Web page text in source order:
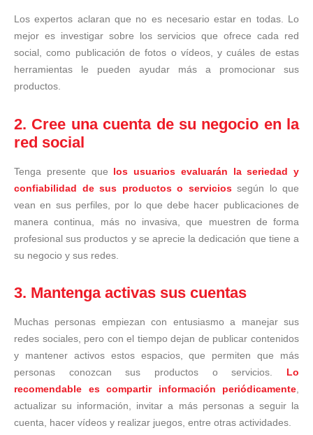
Los expertos aclaran que no es necesario estar en todas. Lo
mejor es investigar sobre los servicios que ofrece cada red
social, como publicación de fotos o vídeos, y cuáles de estas
herramientas le pueden ayudar más a promocionar sus
productos.
2. Cree una cuenta de su negocio en la
red social
Tenga presente que los usuarios evaluarán la seriedad y
confiabilidad de sus productos o serviciossegún lo que
vean en sus perfiles, por lo que debe hacer publicaciones de
manera continua, más no invasiva, que muestren de forma
profesional sus productos y se aprecie la dedicación que tiene a
su negocio y sus redes.
3. Mantenga activas sus cuentas
Muchas personas empiezan con entusiasmo a manejar sus
redes sociales, pero con el tiempo dejan de publicar contenidos
y mantener activos estos espacios, que permiten que más
personas conozcan sus productos o servicios. Lo
recomendable es compartir información periódicamente
actualizar su información, invitar a más personas a seguir la
cuenta, hacer vídeos y realizar juegos, entre otras actividades.